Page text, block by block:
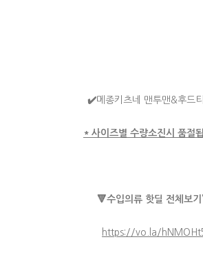
✔️메종키츠네 맨투맨&후드
* 사이즈별 수량소진시 품절
🔻수입의류 핫딜 전체보
https://vo.la/